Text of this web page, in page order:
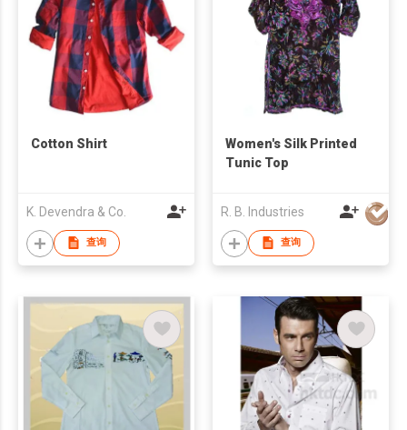
Cotton Shirt
K. Devendra & Co.
查询
Women's Silk Printed
Tunic Top
R. B. Industries
查询